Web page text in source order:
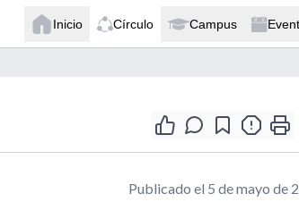
Inicio Círculo Campus
Publicado el 5 de mayo de